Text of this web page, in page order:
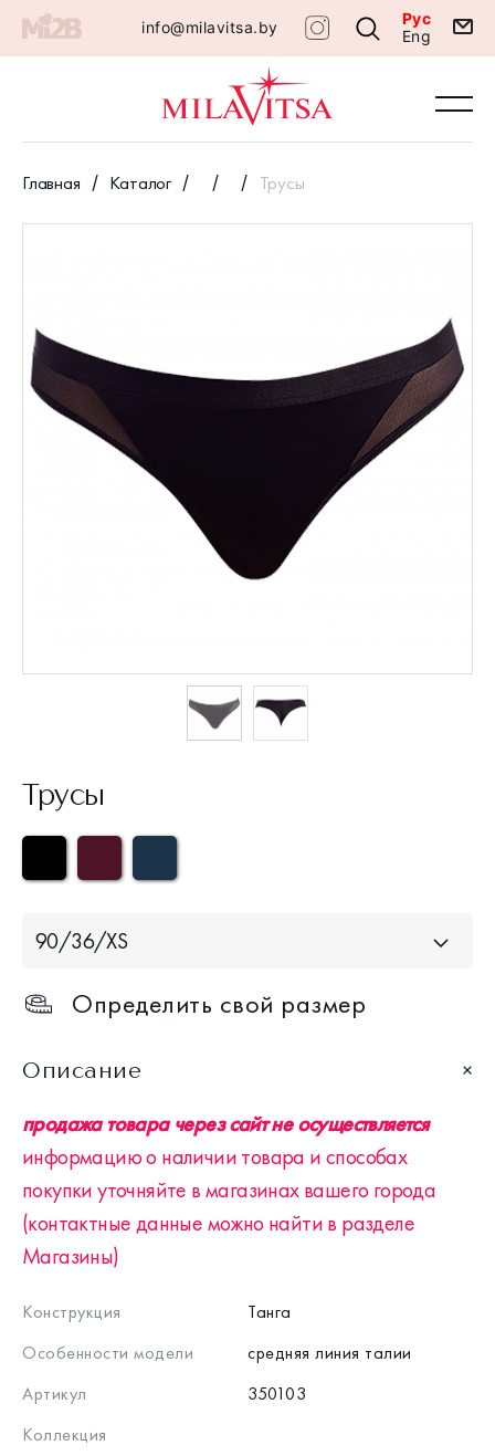
info@milavitsa.by
Рус
Eng
Главная Каталог Трусы
Трусы
90/36/XS
Определить свой размер
Описание
продажа товара через сайт не осуществляется
информацию о наличии товара и способах
покупки уточняйте в магазинах вашего города
(контактные данные можно найти в разделе
Магазины)
Конструкция
Танга
Особенности модели
средняя линия талии
Артикул
350103
Коллекция